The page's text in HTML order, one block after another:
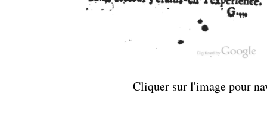
Cliquer sur l'image pour